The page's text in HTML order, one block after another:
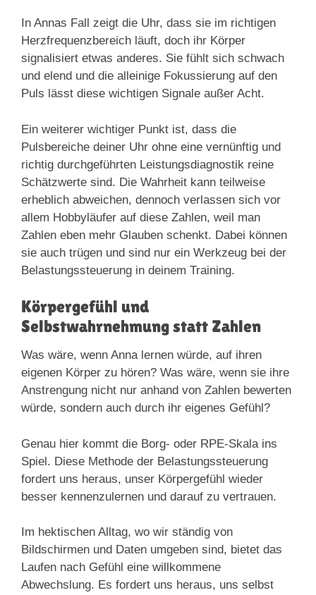
In Annas Fall zeigt die Uhr, dass sie im richtigen
Herzfrequenzbereich läuft, doch ihr Körper
signalisiert etwas anderes. Sie fühlt sich schwach
und elend und die alleinige Fokussierung auf den
Puls lässt diese wichtigen Signale außer Acht.
Ein weiterer wichtiger Punkt ist, dass die
Pulsbereiche deiner Uhr ohne eine vernünftig und
richtig durchgeführten Leistungsdiagnostik reine
Schätzwerte sind. Die Wahrheit kann teilweise
erheblich abweichen, dennoch verlassen sich vor
allem Hobbyläufer auf diese Zahlen, weil man
Zahlen eben mehr Glauben schenkt. Dabei können
sie auch trügen und sind nur ein Werkzeug bei der
Belastungssteuerung in deinem Training.
Körpergefühl und
Selbstwahrnehmung statt Zahlen
Was wäre, wenn Anna lernen würde, auf ihren
eigenen Körper zu hören? Was wäre, wenn sie ihre
Anstrengung nicht nur anhand von Zahlen bewerten
würde, sondern auch durch ihr eigenes Gefühl?
Genau hier kommt die Borg- oder RPE-Skala ins
Spiel. Diese Methode der Belastungssteuerung
fordert uns heraus, unser Körpergefühl wieder
besser kennenzulernen und darauf zu vertrauen.
Im hektischen Alltag, wo wir ständig von
Bildschirmen und Daten umgeben sind, bietet das
Laufen nach Gefühl eine willkommene
Abwechslung. Es fordert uns heraus, uns selbst